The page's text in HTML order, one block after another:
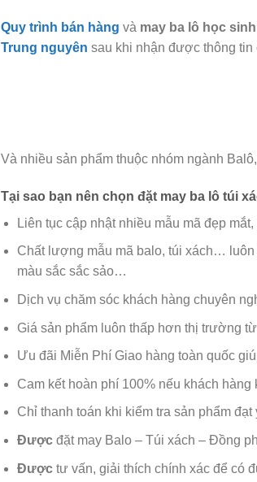
Quy trình bán hàng và may ba lô học
Trung nguyên sau khi nhận được thông
Và nhiều sản phẩm thuộc nhóm ngành
Tại sao bạn nên chọn đặt may ba lô túi
Liên tục cập nhật nhiều mẫu mã đẹp
Chất lượng mẫu mã balo, túi xách…
màu sắc sắc sảo…
Dịch vụ chăm sóc khách hàng chuyên
Giá sản phẩm luôn thấp hơn thị trường
Ưu đãi Miễn Phí Giao hàng toàn quốc
Cam kết hoàn phí 100% nếu khách
Chỉ thanh toán khi kiểm tra sản phẩm đạt
Được đặt may Balo – Túi xách – Đồng
Đượctư vấn, giải thích chính xác để có